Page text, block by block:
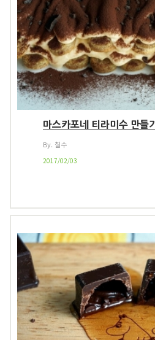
마스카포네 티라미수 만들기
By. 칠수
2017/02/03